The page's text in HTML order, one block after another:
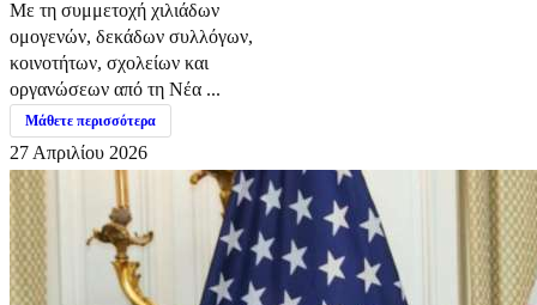
Με τη συμμετοχή χιλιάδων
ομογενών, δεκάδων συλλόγων,
κοινοτήτων, σχολείων και
οργανώσεων από τη Νέα ...
Μάθετε περισσότερα
27 Απριλίου 2026